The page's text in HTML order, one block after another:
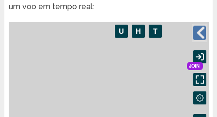
um voo em tempo real: